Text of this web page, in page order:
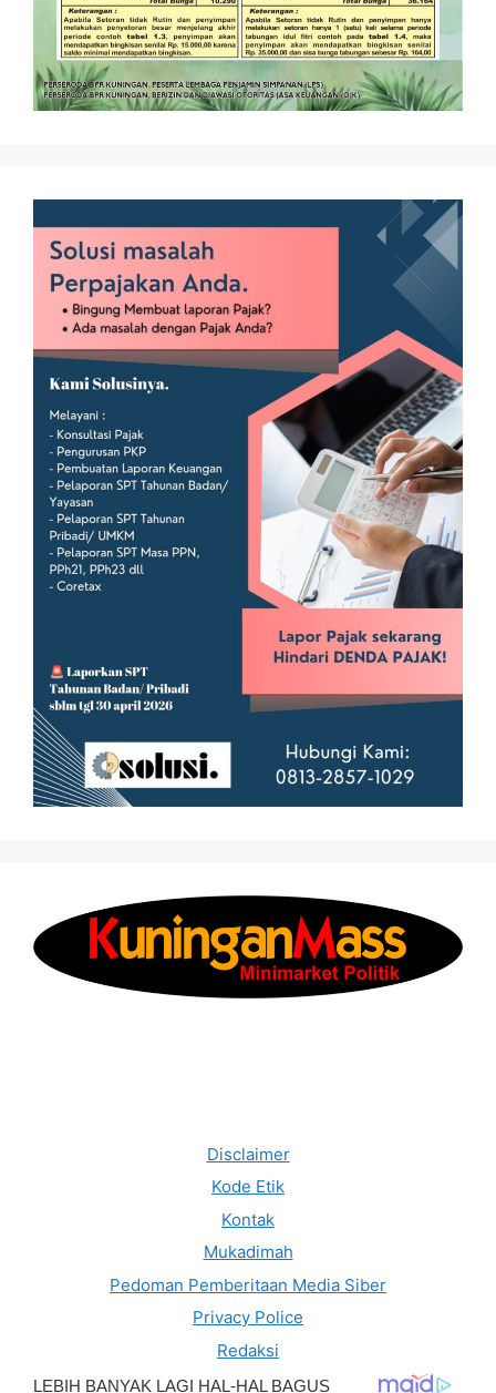
Disclaimer
Kode Etik
Kontak
Mukadimah
Pedoman Pemberitaan Media Siber
Privacy Police
Redaksi